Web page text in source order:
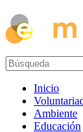
Inicio
Ambiente
Educación